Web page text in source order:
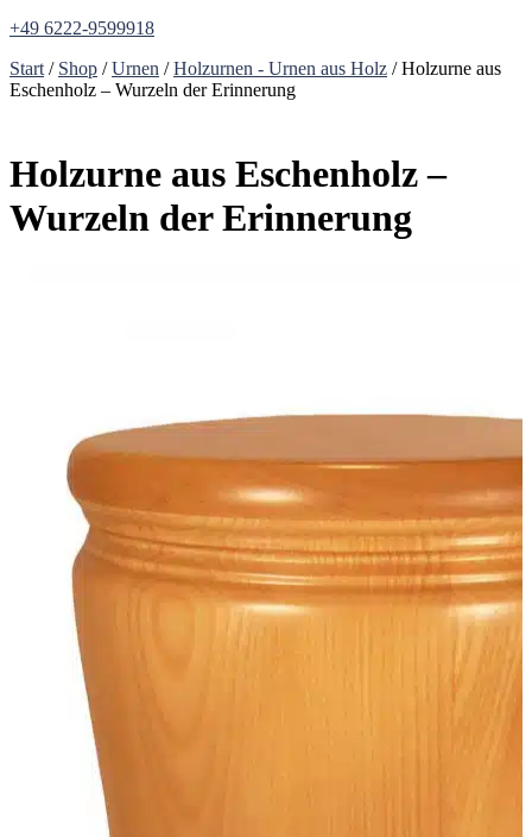
+49 6222-9599918
Start / Shop /Urnen /Holzurnen - Urnen aus Holz / Holzurne aus
Eschenholz – Wurzeln der Erinnerung
Holzurne aus Eschenholz –
Wurzeln der Erinnerung